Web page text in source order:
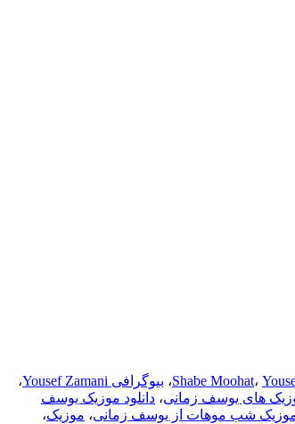
Shabe Moohat، ، بیوگرافی Yousef Zamani
،
های یوسف زمانی، دانلود موزیک یوسف
شب موهات از یوسف زمانی، موزیک،